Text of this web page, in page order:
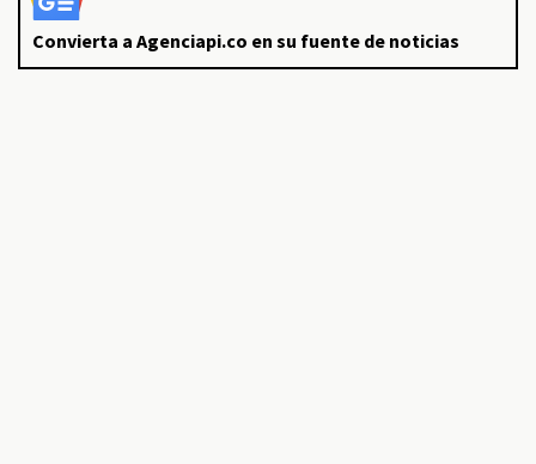
Convierta a Agenciapi.co en su fuente de noticias